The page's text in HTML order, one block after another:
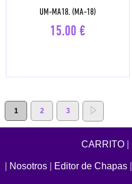
UM-MA18. (MA-18)
15.00 €
1 2 3
CARRITO|
Nosotros Editor de Chapas